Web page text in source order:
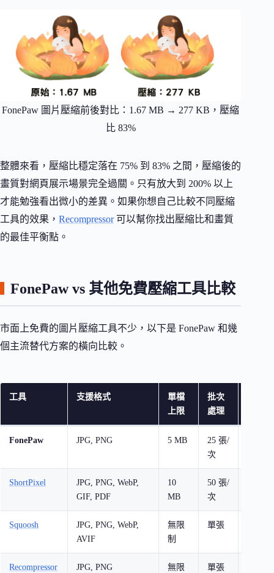
FonePaw 圖片壓縮前後對比：1.67 MB → 277 KB，壓縮
比 83%
整體來看，壓縮比穩定落在 75% 到 83% 之間，壓縮後的
畫質對網頁展示場景完全過關。只有放大到 200% 以上
才能勉強看出微小的差異。如果你想自己比較不同壓縮
工具的效果， Recompressor可以幫你找出壓縮比和畫質
的最佳平衡點。
FonePaw vs 其他免費壓縮工具比較
市面上免費的圖片壓縮工具不少，以下是 FonePaw 和幾
個主流替代方案的橫向比較。
工具 支援格式
單檔
上限
批次
處理
FonePaw JPG, PNG 5 MB
25 張/
次
ShortPixel
JPG, PNG, WebP,
GIF, PDF
10
MB
50 張/
次
Squoosh
JPG, PNG, WebP,
AVIF
無限
制
單張
Recompressor JPG, PNG
無限
單張